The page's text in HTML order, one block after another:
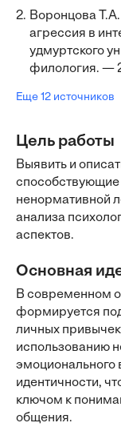
2. Воронцова
агрессия в
удмуртского
филология. —
Еще 12 источников
Цель работы
Выявить и
ненормативной
анализа
аспектов.
Основная
В современном
формируется
личных
использованию
эмоционального
идентичности,
ключом к
общения.